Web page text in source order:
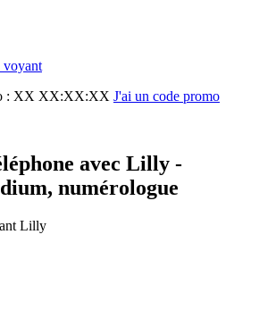
voyant
: XX XX:XX:XX J'ai un code promo
avec Lilly -
numérologue